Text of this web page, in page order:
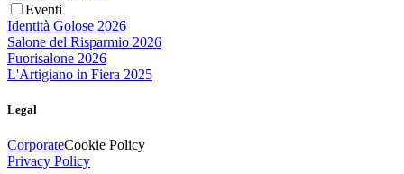
Eventi
Identità Golose 2026
Salone del Risparmio 2026
Fuorisalone 2026
L'Artigiano in Fiera 2025
Legal
CorporateCookie Policy
Privacy Policy